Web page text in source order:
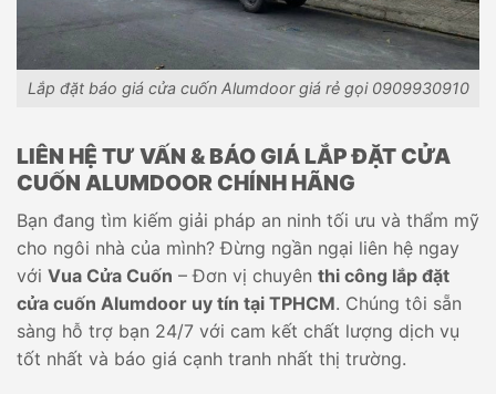
Lắp đặt báo giá cửa cuốn Alumdoor giá rẻ gọi 0909930910
LIÊN HỆ TƯ VẤN & BÁO GIÁ LẮP ĐẶT CỬA
CUỐN ALUMDOOR CHÍNH HÃNG
Bạn đang tìm kiếm giải pháp an ninh tối ưu và thẩm mỹ
cho ngôi nhà của mình? Đừng ngần ngại liên hệ ngay
với Vua Cửa Cuốn – Đơn vị chuyên thi công lắp đặt
cửa cuốn Alumdoor uy tín tại TPHCM. Chúng tôi sẵn
sàng hỗ trợ bạn 24/7 với cam kết chất lượng dịch vụ
tốt nhất và báo giá cạnh tranh nhất thị trường.